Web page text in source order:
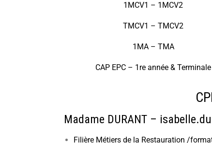
1MCV1 – 1MCV2
TMCV1 – TMCV2
1MA – TMA
CAP EPC – 1re année & Terminale
Madame DURANT –
Filière Métiers de la Restauration /